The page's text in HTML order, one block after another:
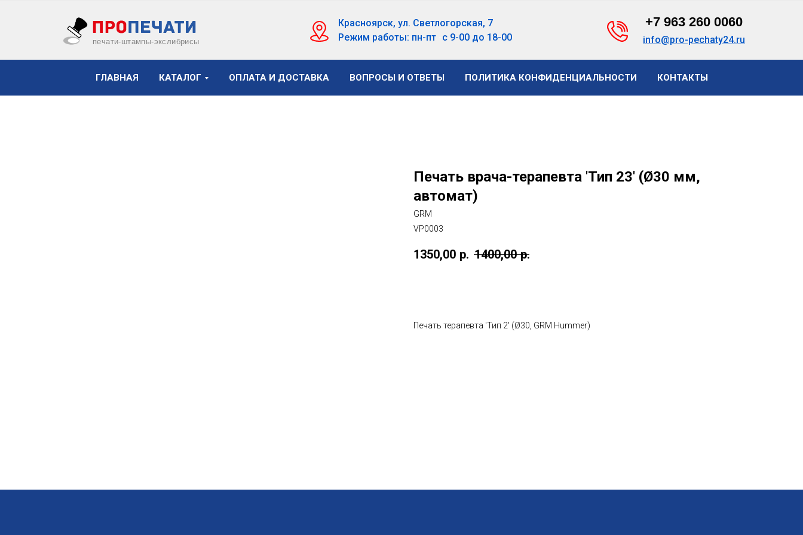
+7 963 260 0060
Красноярск, ул. Светлогорская, 7
Режим работы: пн-пт с 9-00 до 18-00
печати-штампы-экслибрисы info@pro-pechaty24.ru
ГЛАВНАЯ КАТАЛОГ ОПЛАТА И ДОСТАВКА ВОПРОСЫ И ОТВЕТЫ ПОЛИТИКА КОНФИДЕНЦИАЛЬНОСТИ КОНТАКТЫ
Печать врача-терапевта 'Тип 23' (Ø30 мм,
автомат)
GRM
VP0003
1350,00 р. 1400,00 р.
Печать терапевта 'Тип 2' (Ø30, GRM Hummer)